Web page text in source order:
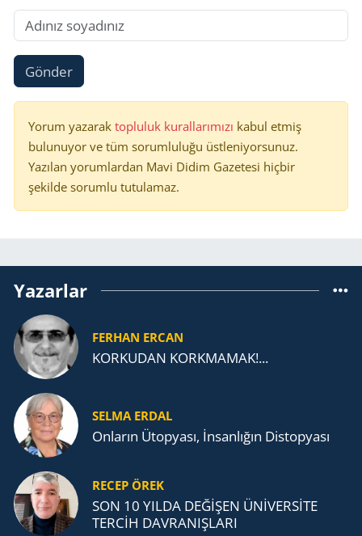
Gönder
Yorum yazarak topluluk kurallarımızı kabul etmiş
bulunuyor ve tüm sorumluluğu üstleniyorsunuz.
Yazılan yorumlardan Mavi Didim Gazetesi hiçbir
şekilde sorumlu tutulamaz.
Yazarlar
FERHAN ERCAN
KORKUDAN KORKMAMAK!...
SELMA ERDAL
Onların Ütopyası, İnsanlığın Distopyası
RECEP ÖREK
SON 10 YILDA DEĞİŞEN ÜNİVERSİTE
TERCİH DAVRANIŞLARI